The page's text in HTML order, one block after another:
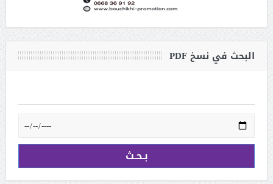
البحث في نسخ PDF